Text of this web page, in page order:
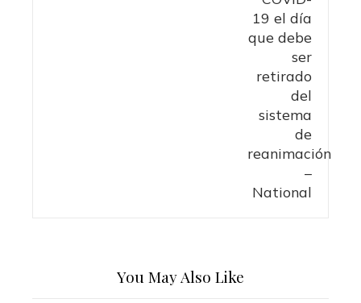
You May Also Like